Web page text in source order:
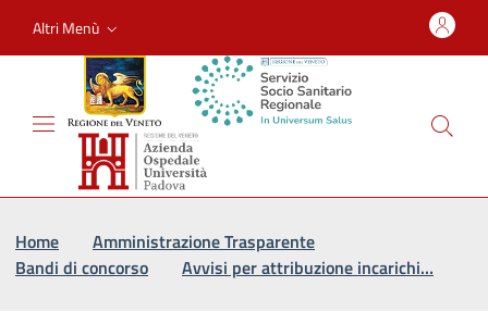
Altri Menù
Home
Amministrazione Trasparente
Bandi di concorso
Avvisi per attribuzione incarichi…